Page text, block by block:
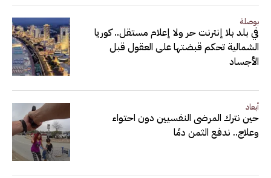
بوصلة
في بلد بلا إنترنت حر ولا إعلام مستقل.. كوريا
الشمالية تحكم قبضتها على العقول قبل
الأجساد
أبعاد
حين نترك المرضى النفسيين دون احتواء
وعلاج.. ندفع الثمن دمًا